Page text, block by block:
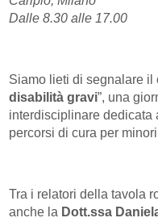
Dalle 8.30 alle 17.00
Siamo lieti di segnalare il
disabilità gravi”, una
interdisciplinare dedicata
percorsi di cura per
Tra i relatori della tavola
anche la Dott.ssa